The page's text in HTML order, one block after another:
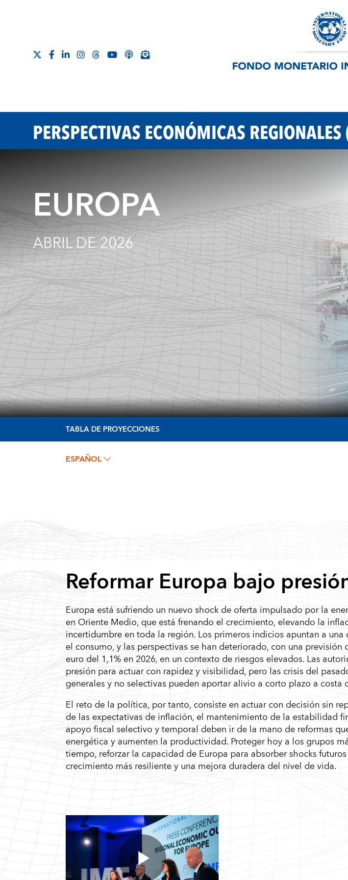
PERSPECTIVAS ECONÓMICAS REGIONALES
EUROPA
ABRIL DE 2026
TABLA DE PROYECCIONES
ESPAÑOL
Reformar Europa bajo
Europa está sufriendo un nuevo shock de oferta impulsado por la
en Oriente Medio, que está frenando el crecimiento, elevando la
incertidumbre en toda la región. Los primeros indicios apuntan a
el consumo, y las perspectivas se han deteriorado, con una
euro del 1,1% en 2026, en un contexto de riesgos elevados. Las
presión para actuar con rapidez y visibilidad, pero las crisis del
generales y no selectivas pueden aportar alivio a corto plazo a costa
El reto de la política, por tanto, consiste en actuar con decisión sin
de las expectativas de inflación, el mantenimiento de la estabilidad
apoyo fiscal selectivo y temporal deben ir de la mano de reformas
energética y aumenten la productividad. Proteger hoy a los grupos
tiempo, reforzar la capacidad de Europa para absorber shocks
crecimiento más resiliente y una mejora duradera del nivel de vida.